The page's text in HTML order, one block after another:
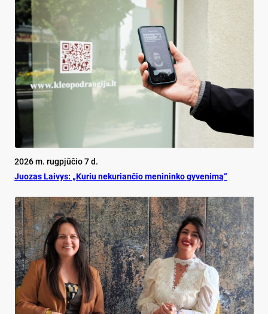
2026 m. rugpjūčio 7 d.
Juo­zas Lai­vys: „Ku­riu ne­ku­rian­čio me­ni­nin­ko gy­ve­ni­mą“